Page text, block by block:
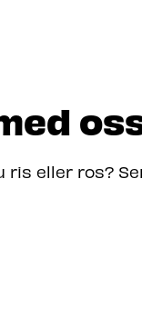
ris eller ros?